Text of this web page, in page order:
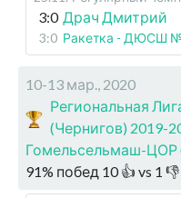
3:0 Драч Дмитрий
3:0 Ракетка - ДЮСШ
10-13 мар., 2020
Региональная
(Чернигов) 2019-
Гомельсельмаш-ЦОР
91% побед 10👍 vs 1 👎